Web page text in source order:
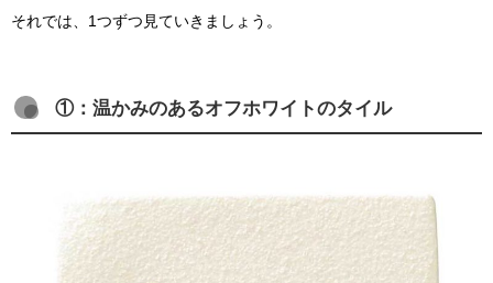
それでは、1つずつ見ていきましょう。
①：温かみのあるオフホワイトのタイル